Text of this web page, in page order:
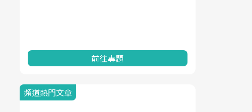
前往專題
頻道熱門文章